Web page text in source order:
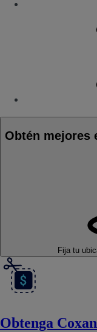
Obtén mejores
Fija tu
Obtenga